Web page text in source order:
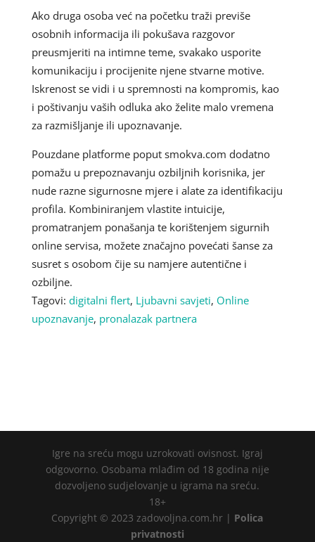
Ako druga osoba već na početku traži previše
osobnih informacija ili pokušava razgovor
preusmjeriti na intimne teme, svakako usporite
komunikaciju i procijenite njene stvarne motive.
Iskrenost se vidi i u spremnosti na kompromis, kao
i poštivanju vaših odluka ako želite malo vremena
za razmišljanje ili upoznavanje.
Pouzdane platforme poput smokva.com dodatno
pomažu u prepoznavanju ozbiljnih korisnika, jer
nude razne sigurnosne mjere i alate za identifikaciju
profila. Kombiniranjem vlastite intuicije,
promatranjem ponašanja te korištenjem sigurnih
online servisa, možete značajno povećati šanse za
susret s osobom čije su namjere autentične i
ozbiljne.
Tagovi: digitalni flert, Ljubavni savjeti, Online
upoznavanje, pronalazak partnera
Igre na sreću mogu uzrokovati ovisnost. Igraj
odgovorno. Osobama mlađim od 18 godina nije
dozvoljeno sudjelovanje u igrama na sreću.
18+
Copyright © 2023 zadovoljna.com.hr | Polica
privatnosti